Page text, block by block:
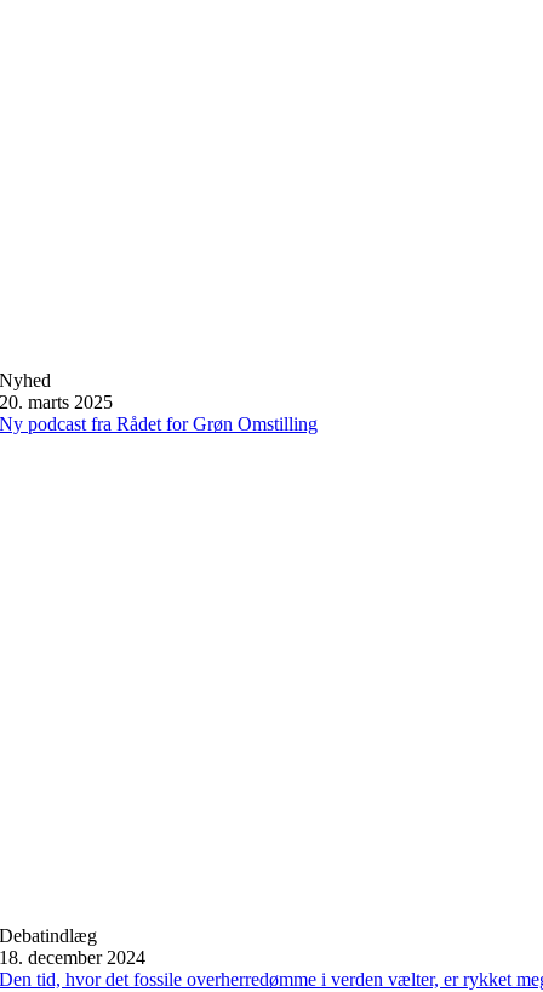
Nyhed
20. marts 2025
Ny podcast fra Rådet for Grøn Omstilling
Debatindlæg
18. december 2024
Den tid, hvor det fossile overherredømme i verden vælter, er rykket